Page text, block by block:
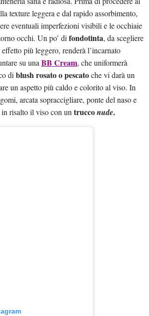
texture leggera e dal rapido assorbimento,
eventuali imperfezioni visibili e le occhiaie
occhi. Un po’ difondotinta, da scegliere
più leggero, renderà l’incarnato
su unaBB Cream, che uniformerà
diblush rosato o pescatoche vi darà un
un aspetto più caldo e colorito al viso. In
arcata sopraccigliare, ponte del naso e
risalto il viso con untrucconude.